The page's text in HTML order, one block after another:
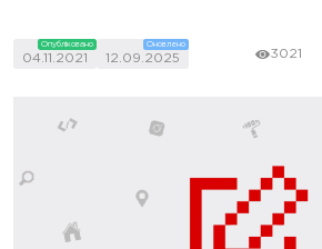
04.11.2021
Опубліковано
12.09.2025
Оновлено
3021